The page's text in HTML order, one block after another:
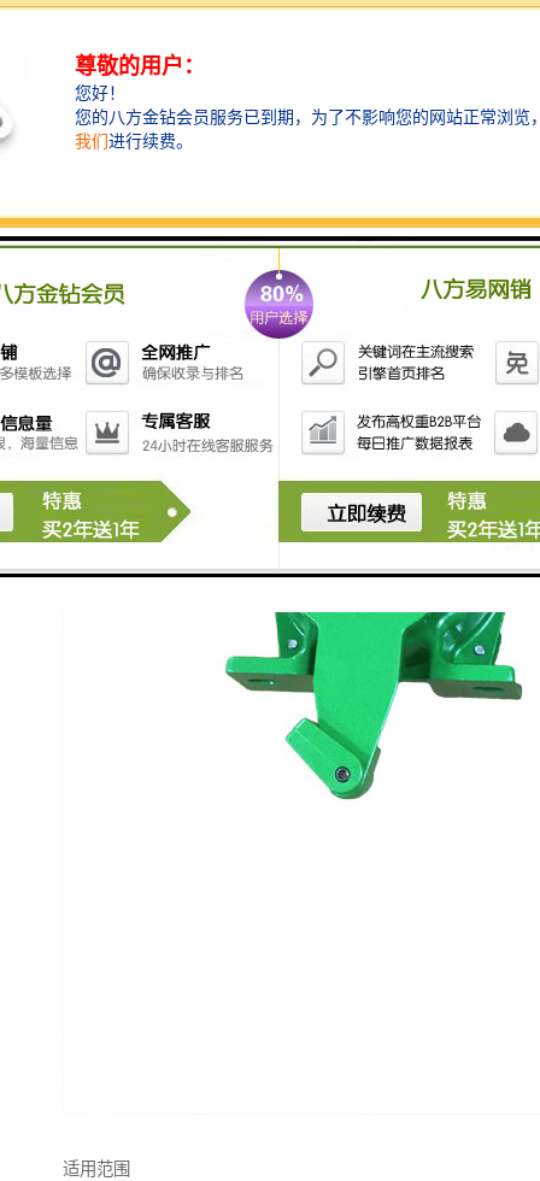
4、钢丝绳的另一端系在拉簧上(用绳扣固定),在不影响正
常使用下用紧线器将两侧拉绳张紧,并确保两侧张力均
衡。
适用范围